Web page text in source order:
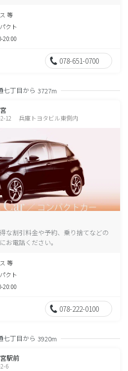
等
クト
20:00
078-651-0700
七丁目から 3727m
12 兵庫トヨタビル東側内
な割引料金や予約、乗り捨てなどの
お電話ください。
等
クト
20:00
078-222-0100
七丁目から 3920m
駅前
6